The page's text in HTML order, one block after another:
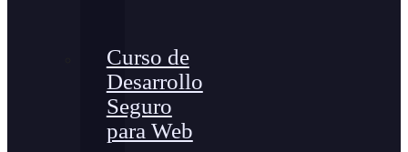
Curso de
Desarrollo
Seguro
para Web